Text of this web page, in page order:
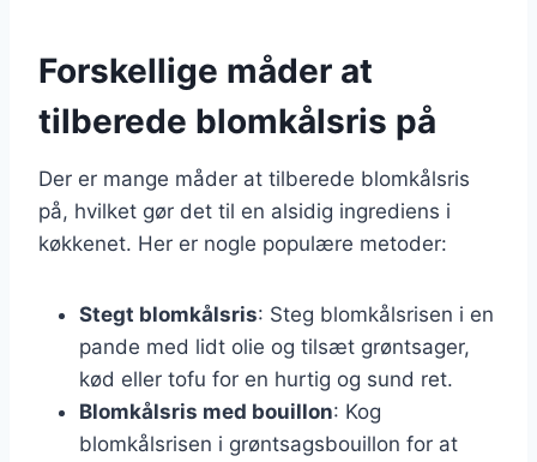
Forskellige måder at
tilberede blomkålsris på
Der er mange måder at tilberede blomkålsris
på, hvilket gør det til en alsidig ingrediens i
køkkenet. Her er nogle populære metoder:
Stegt blomkålsris: Steg blomkålsrisen i en
pande med lidt olie og tilsæt grøntsager,
kød eller tofu for en hurtig og sund ret.
Blomkålsris med bouillon: Kog
blomkålsrisen i grøntsagsbouillon for at